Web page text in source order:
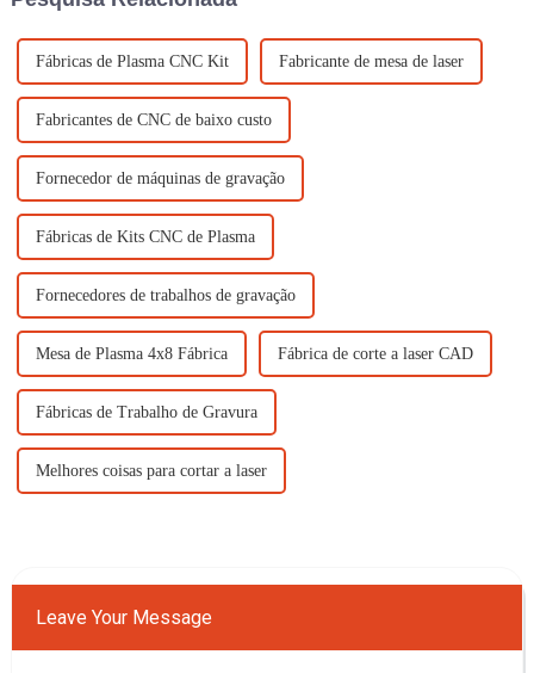
Fábricas de Plasma CNC Kit Fabricante de mesa de laser
Fabricantes de CNC de baixo custo
Fornecedor de máquinas de gravação
Fábricas de Kits CNC de Plasma
Fornecedores de trabalhos de gravação
Mesa de Plasma 4x8 Fábrica Fábrica de corte a laser CAD
Fábricas de Trabalho de Gravura
Melhores coisas para cortar a laser
Leave Your Message